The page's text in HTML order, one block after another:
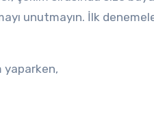
unutmayın. İlk
yaparken,